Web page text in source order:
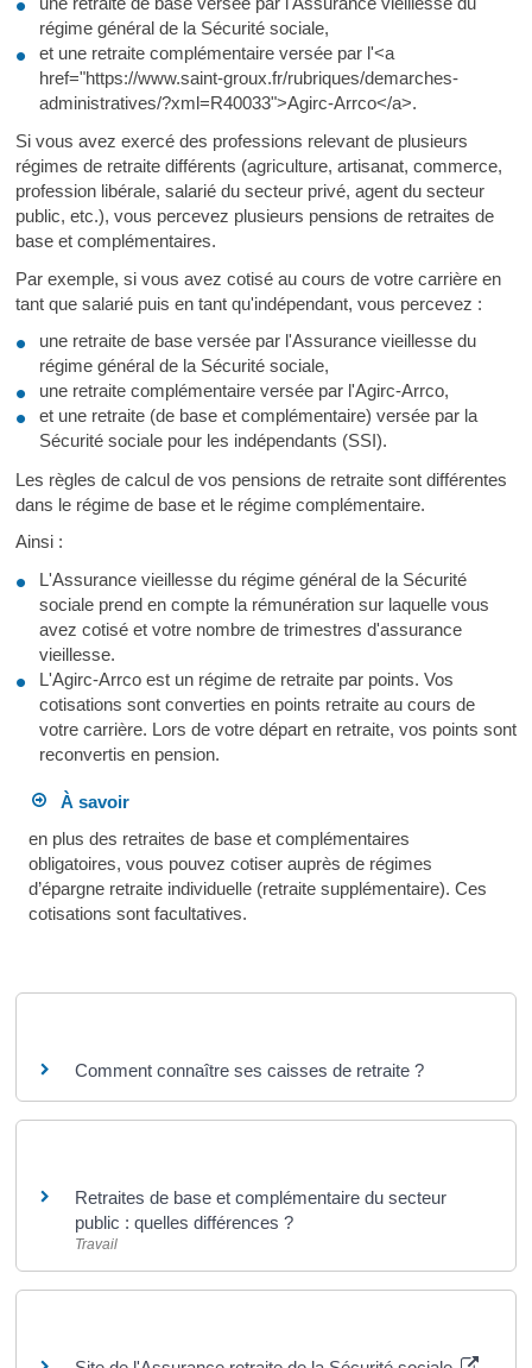
régime général de la Sécurité sociale,
et une retraite complémentaire versée par l'<a
href="https://www.saint-groux.fr/rubriques/demarches-
administratives/?xml=R40033">Agirc-Arrco</a>.
Si vous avez exercé des professions relevant de plusieurs
régimes de retraite différents (agriculture, artisanat, commerce,
profession libérale, salarié du secteur privé, agent du secteur
public, etc.), vous percevez plusieurs pensions de retraites de
base et complémentaires.
Par exemple, si vous avez cotisé au cours de votre carrière en
tant que salarié puis en tant qu'indépendant, vous percevez :
une retraite de base versée par l'Assurance vieillesse du
régime général de la Sécurité sociale,
une retraite complémentaire versée par l'Agirc-Arrco,
et une retraite (de base et complémentaire) versée par la
Sécurité sociale pour les indépendants (SSI).
Les règles de calcul de vos pensions de retraite sont différentes
dans le régime de base et le régime complémentaire.
Ainsi :
L'Assurance vieillesse du régime général de la Sécurité
sociale prend en compte la rémunération sur laquelle vous
avez cotisé et votre nombre de trimestres d'assurance
vieillesse.
L'Agirc-Arrco est un régime de retraite par points. Vos
cotisations sont converties en points retraite au cours de
votre carrière. Lors de votre départ en retraite, vos points sont
reconvertis en pension.
À savoir
en plus des retraites de base et complémentaires
obligatoires, vous pouvez cotiser auprès de régimes
d’épargne retraite individuelle (retraite supplémentaire). Ces
cotisations sont facultatives.
Comment connaître ses caisses de retraite ?
Retraites de base et complémentaire du secteur
public : quelles différences ?
Travail